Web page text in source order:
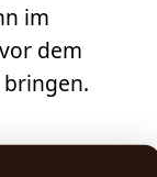
im
dem